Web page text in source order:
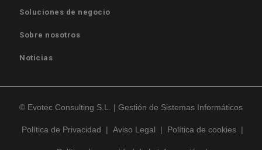
Soluciones de negocio
Sobre nosotros
Noticias
© Evotec Consulting S.L. | Gestión de Sistemas Informáticos
Política de Privacidad | Aviso Legal | Política de cookies |